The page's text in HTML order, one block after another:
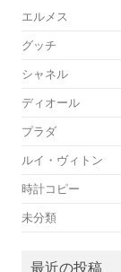
エルメス
グッチ
シャネル
ディオール
プラダ
ルイ・ヴィトン
時計コピー
未分類
最近の投稿